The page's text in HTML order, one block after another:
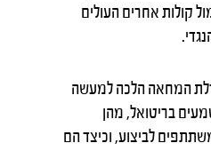
קולות אחרים העולים
המחאה הלכה למעשה
בריטואל, מהן
לביצוע, וכיצד הם